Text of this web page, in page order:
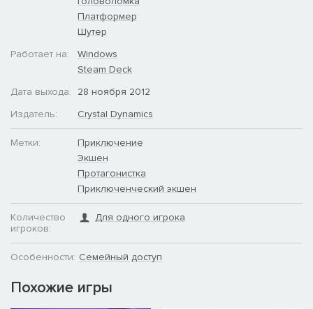
Платформер
Шутер
Работает на:
Windows
Steam Deck
Дата выхода:
28 ноября 2012
Издатель:
Crystal Dynamics
Метки:
Приключение
Экшен
Протагонистка
Приключенческий экшен
Количество
игроков:
Для одного игрока
Особенности: Семейный доступ
Похожие игры